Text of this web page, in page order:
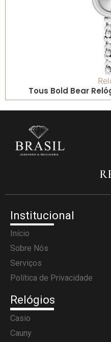
Tous Bold Bear
Institucional
Início
Sobre Nós
Serviços
Política de Privacidade
Relógios
Casio
Cauny